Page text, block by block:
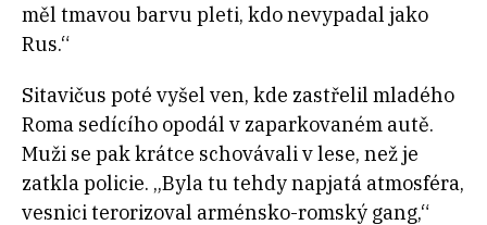
měl tmavou barvu pleti, kdo nevypadal jako
Rus.“
Sitavičus poté vyšel ven, kde zastřelil mladého
Roma sedícího opodál v zaparkovaném autě.
Muži se pak krátce schovávali v lese, než je
zatkla policie. „Byla tu tehdy napjatá atmosféra,
vesnici terorizoval arménsko-romský gang,“